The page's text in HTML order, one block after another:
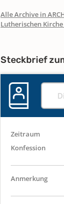
Alle Archive in
Lutherischen
Steckbrief
Zeitraum
Konfession
Anmerkung